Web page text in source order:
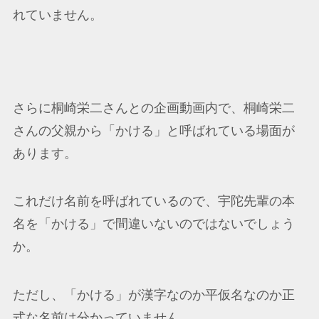
れていません。
さらに桐崎栄二さんとの企画動画内で、桐崎栄二
さんの父親から「かける」と呼ばれている場面が
あります。
これだけ名前を呼ばれているので、宇陀先輩の本
名を「かける」で間違いないのではないでしょう
か。
ただし、「かける」が漢字なのか平仮名なのか正